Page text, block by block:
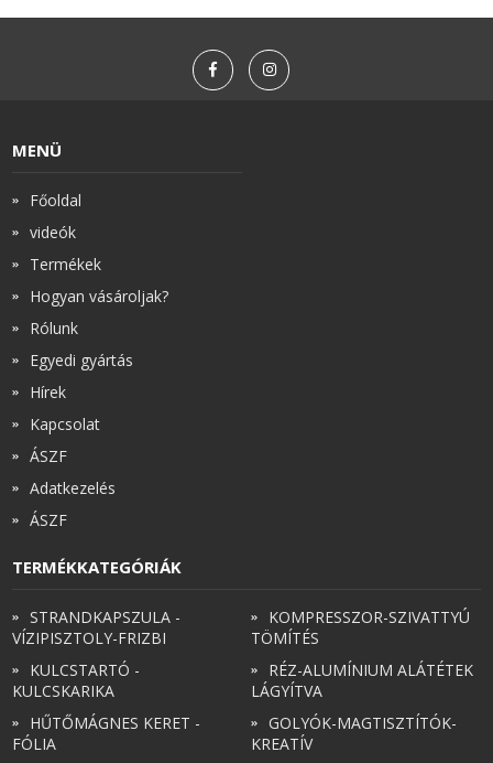
MENÜ
Főoldal
videók
Termékek
Hogyan vásároljak?
Rólunk
Egyedi gyártás
Hírek
Kapcsolat
ÁSZF
Adatkezelés
ÁSZF
TERMÉKKATEGÓRIÁK
STRANDKAPSZULA -
VÍZIPISZTOLY-FRIZBI
KULCSTARTÓ -
KULCSKARIKA
HŰTŐMÁGNES KERET -
FÓLIA
KOMPRESSZOR-SZIVATTYÚ
TÖMÍTÉS
RÉZ-ALUMÍNIUM ALÁTÉTEK
LÁGYÍTVA
GOLYÓK-MAGTISZTÍTÓK-
KREATÍV